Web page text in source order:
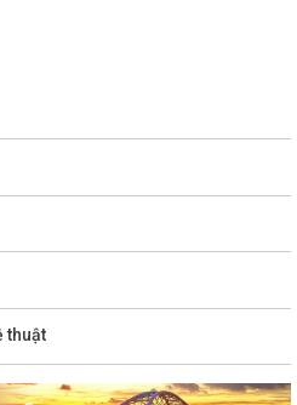
thuật
Phụ thực hiện phun trừ sâu cuốn lá